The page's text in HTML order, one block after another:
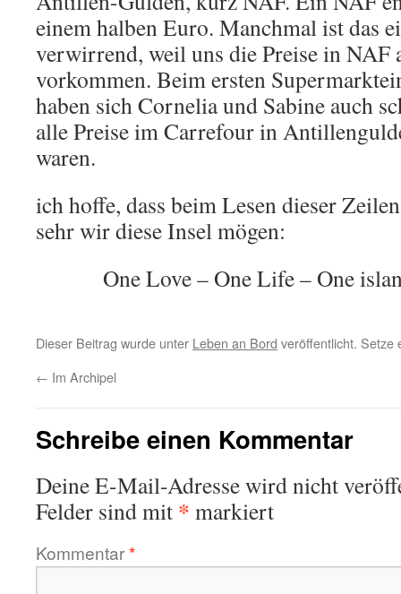
einem halben Euro. Manchmal ist das
verwirrend, weil uns die Preise in NAF
vorkommen. Beim ersten
haben sich Cornelia und Sabine auch
alle Preise im Carrefour in
waren.
ich hoffe, dass beim Lesen dieser
sehr wir diese Insel mögen:
One Love – One Life – One
Dieser Beitrag wurde unter Leben an Bord veröffentlicht.
← Im Archipel
Schreibe einen Kommentar
Deine E-Mail-Adresse wird nicht
Felder sind mit * markiert
Kommentar*